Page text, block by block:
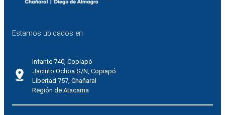
Estamos ubicados en
Infante 740, Copiapó
Jacinto Ochoa S/N, Copiapó
Libertad 757, Chañaral
Región de Atacama